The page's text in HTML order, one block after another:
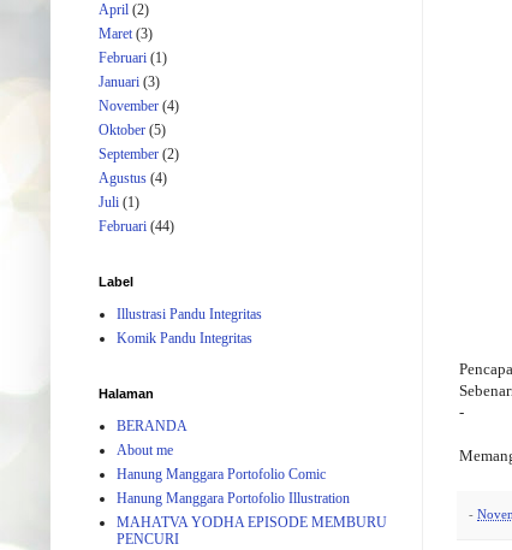
-
-
April (2)
Maret(3)
Februari (1)
Januari (3)
November (4)
Oktober (5)
September (2)
Agustus (4)
Juli (1)
Februari (44)
Label
Illustrasi Pandu Integritas
Komik Pandu Integritas
Halaman
BERANDA
About me
Hanung Manggara Portofolio Comic
Hanung Manggara Portofolio Illustration
MAHATVA YODHA EPISODE MEMBURU
PENCURI